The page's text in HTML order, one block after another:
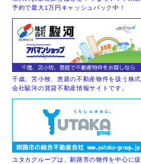
予約で最大1万円キャッシュバック中！
千歳、苫小牧、恵庭の不動産物件を扱う株式
会社駿河の賃貸不動産情報サイトです。
ユタカグループは、釧路市の物件を中心に扱